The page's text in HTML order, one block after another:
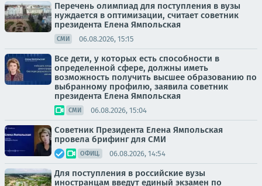
Перечень олимпиад для поступления в вузы
нуждается в оптимизации, считает советник
президента Елена Ямпольская
СМИ 06.08.2026, 15:15
Все дети, у которых есть способности в
определенной сфере, должны иметь
возможность получить высшее образованию по
выбранному профилю, заявила советник
президента Елена Ямпольская
СМИ 06.08.2026, 15:04
Советник Президента Елена Ямпольская
провела брифинг для СМИ
ОФИЦ. 06.08.2026, 14:54
Для поступления в российские вузы
иностранцам введут единый экзамен по